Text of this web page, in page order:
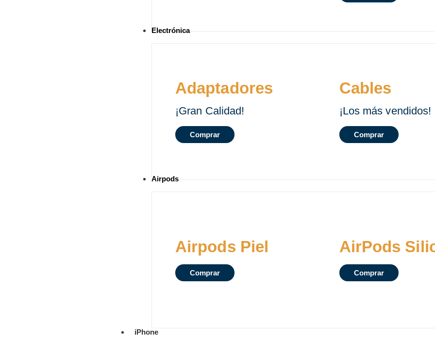
Electrónica
Adaptadores
¡Gran Calidad!
Comprar
Cables
¡Los más vendidos!
Comprar
Airpods
Airpods Piel
Comprar
AirPods
Comprar
iPhone